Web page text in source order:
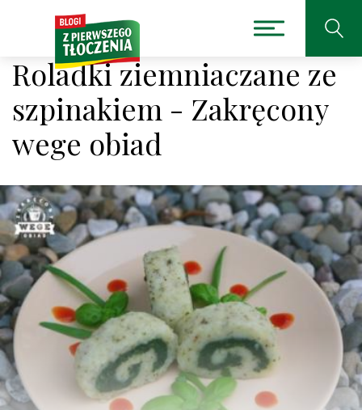
Roladki ziemniaczane ze
szpinakiem - Zakręcony
wege obiad